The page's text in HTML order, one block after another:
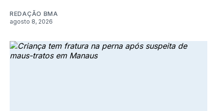
REDAÇÃO BMA
agosto 8, 2026